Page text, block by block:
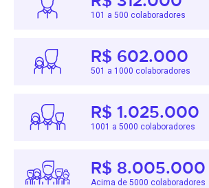
101 a 500 colaboradores
R$ 602.000
501 a 1000 colaboradores
R$ 1.025.000
1001 a 5000 colaboradores
R$ 8.005.000
Acima de 5000 colaboradores